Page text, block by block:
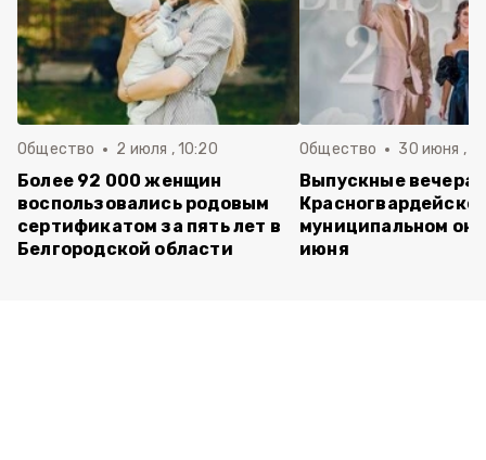
Общество 2 июля , 10:20
Более 92 000 женщин
воспользовались родовым
сертификатом за пять лет в
Белгородской области
Общество 30 июня ,
Выпускные вечера
муниципальном
июня